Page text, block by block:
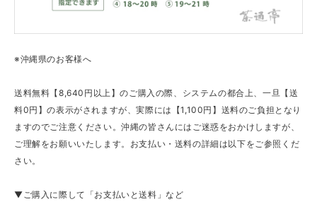
※沖縄県のお客様へ
送料無料【8,640円以上】のご購入の際、システムの都合上、一旦【送
料0円】の表示がされますが、実際には【1,100円】送料のご負担となり
ますのでご注意ください。沖縄の皆さんにはご迷惑をおかけしますが、
ご理解をお願いいたします。お支払い・送料の詳細は以下をご参照くだ
さい。
▼ご購入に際して「お支払いと送料」など